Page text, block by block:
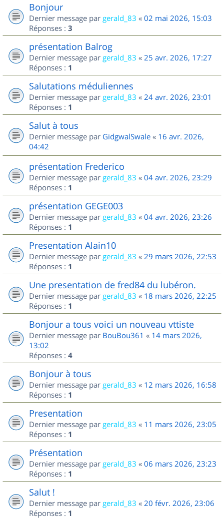
Bonjour
Dernier message par gerald_83 « 02 mai 2026, 15:03
Réponses : 3
présentation Balrog
Dernier message par gerald_83 « 25 avr. 2026, 17:27
Réponses : 1
Salutations méduliennes
Dernier message par gerald_83 « 24 avr. 2026, 23:01
Réponses : 1
Salut à tous
Dernier message par GidgwalSwale « 16 avr. 2026,
04:42
présentation Frederico
Dernier message par gerald_83 « 04 avr. 2026, 23:29
Réponses : 1
présentation GEGE003
Dernier message par gerald_83 « 04 avr. 2026, 23:26
Réponses : 1
Presentation Alain10
Dernier message par gerald_83 « 29 mars 2026, 22:53
Réponses : 1
Une presentation de fred84 du lubéron.
Dernier message par gerald_83 « 18 mars 2026, 22:25
Réponses : 1
Bonjour a tous voici un nouveau vttiste
Dernier message par BouBou361 « 14 mars 2026,
13:02
Réponses : 4
Bonjour à tous
Dernier message par gerald_83 « 12 mars 2026, 16:58
Réponses : 1
Presentation
Dernier message par gerald_83 « 11 mars 2026, 23:05
Réponses : 1
Présentation
Dernier message par gerald_83 « 06 mars 2026, 23:23
Réponses : 1
Salut !
Dernier message par gerald_83 « 20 févr. 2026, 23:06
Réponses : 1